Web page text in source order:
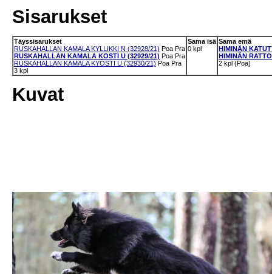
Sisarukset
Täyssisarukset
RUSKAHALLAN KAMALA KYLLIKKI N (32928/21) Poa Pra
RUSKAHALLAN KAMALA KOSTI U (32929/21) Poa Pra
RUSKAHALLAN KAMALA KYÖSTI U (32930/21) Poa Pra
3 kpl
Sama isä
0 kpl
Sama emä
HIMINÄN
HIMINÄN
2 kpl (Poa)
Kuvat